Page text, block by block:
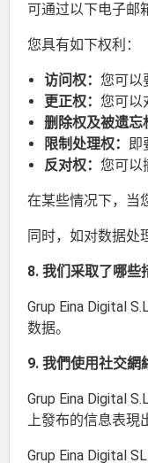
可通过以下电子邮
您具有如下权利：
访问权：您可以
更正权：您可以
删除权及被遗忘
限制处理权： 即
反对权：您可以
在某些情况下，当
同时，如对数据处
8. 我们采取了哪些
Grup Eina Digital
数据。
9. 我們使用社交網
Grup Eina Digital
上發布的信息表現
Grup Eina Digital